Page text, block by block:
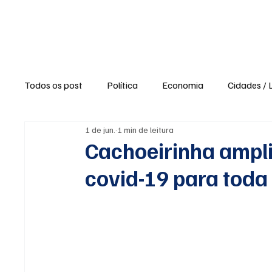
Todos os post Política Economia Cidades /
Polícia / Segurança Saúde
Opinião / Editorial Clima / Tempo Turismo
Cachoeirinha
covid-19 para
1 de jun. 1 min de leitura